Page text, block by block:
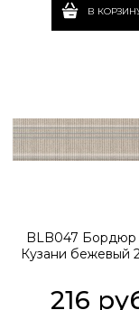
В
BLB047 Бордюр
Кузани бежевый
216